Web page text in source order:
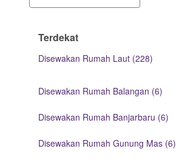
Terdekat
Disewakan Rumah Laut (228)
Disewakan Rumah Balangan (6)
Disewakan Rumah Banjarbaru (6)
Disewakan Rumah Gunung Mas (6)